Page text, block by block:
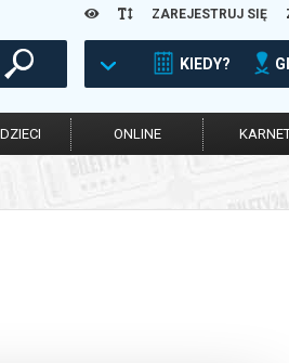
ZAREJESTRUJ SIĘ
KIEDY?
ONLINE